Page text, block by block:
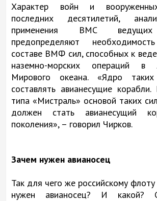
Характер войн и
последних десятилетий,
применения ВМС ведущих
предопределяют
составе ВМФ сил, способных к
наземно-морских операций
Мирового океана. «Ядро
составлять авианесущие
типа «Мистраль» основой таких
должен стать авианесущий
поколения», – говорил Чирков.
Зачем нужен авианосец
Так для чего же российскому
нужен авианосец? И какой?